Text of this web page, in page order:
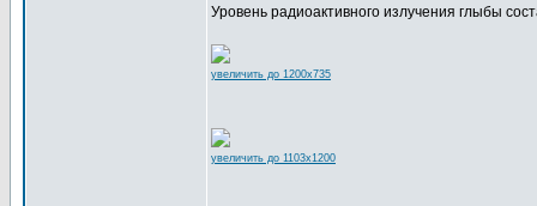
Уровень радиоактивного излучения глыбы
увеличить до 1200x735
увеличить до 1103x1200